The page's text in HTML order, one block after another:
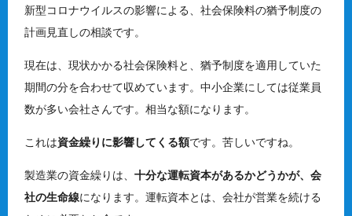
新型コロナウイルスの影響による、社会保険料の猶予制度の
計画見直しの相談です。
現在は、現状かかる社会保険料と、猶予制度を適用していた
期間の分を合わせて収めています。中小企業にしては従業員
数が多い会社さんです。相当な額になります。
これは資金繰りに影響してくる額です。苦しいですね。
製造業の資金繰りは、十分な運転資本があるかどうかが、会
社の生命線になります。運転資本とは、会社が営業を続ける